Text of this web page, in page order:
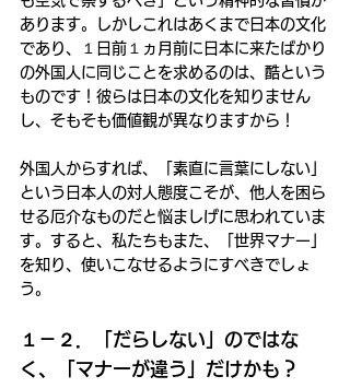
あります。しかしこれはあくまで日本の文化
であり、１日前１ヵ月前に日本に来たばかり
の外国人に同じことを求めるのは、酷という
ものです！彼らは日本の文化を知りません
し、そもそも価値観が異なりますから！
外国人からすれば、「素直に言葉にしない」
という日本人の対人態度こそが、他人を困ら
せる厄介なものだと悩ましげに思われていま
す。すると、私たちもまた、「世界マナー」
を知り、使いこなせるようにすべきでしょ
う。
１－２．「だらしない」のではな
く、「マナーが違う」だけかも？